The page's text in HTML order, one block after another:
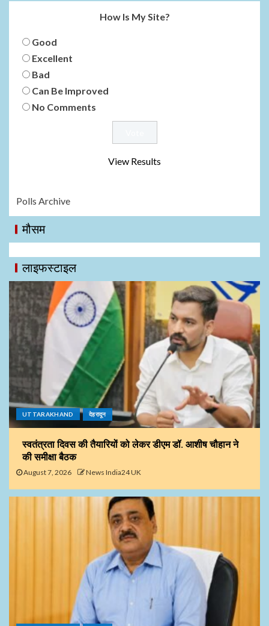
How Is My Site?
Good
Excellent
Bad
Can Be Improved
No Comments
View Results
Polls Archive
मौसम
लाइफस्टाइल
UTTARAKHAND देहरादून
स्वतंत्रता दिवस की तैयारियों को लेकर डीएम डॉ. आशीष चौहान ने
की समीक्षा बैठक
August 7, 2026 News India24 UK